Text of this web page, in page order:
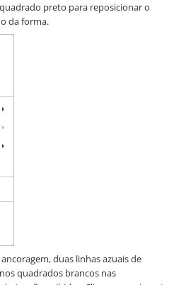
preto para reposicionar o
da forma.
duas linhas azuais de
quadrados brancos nas